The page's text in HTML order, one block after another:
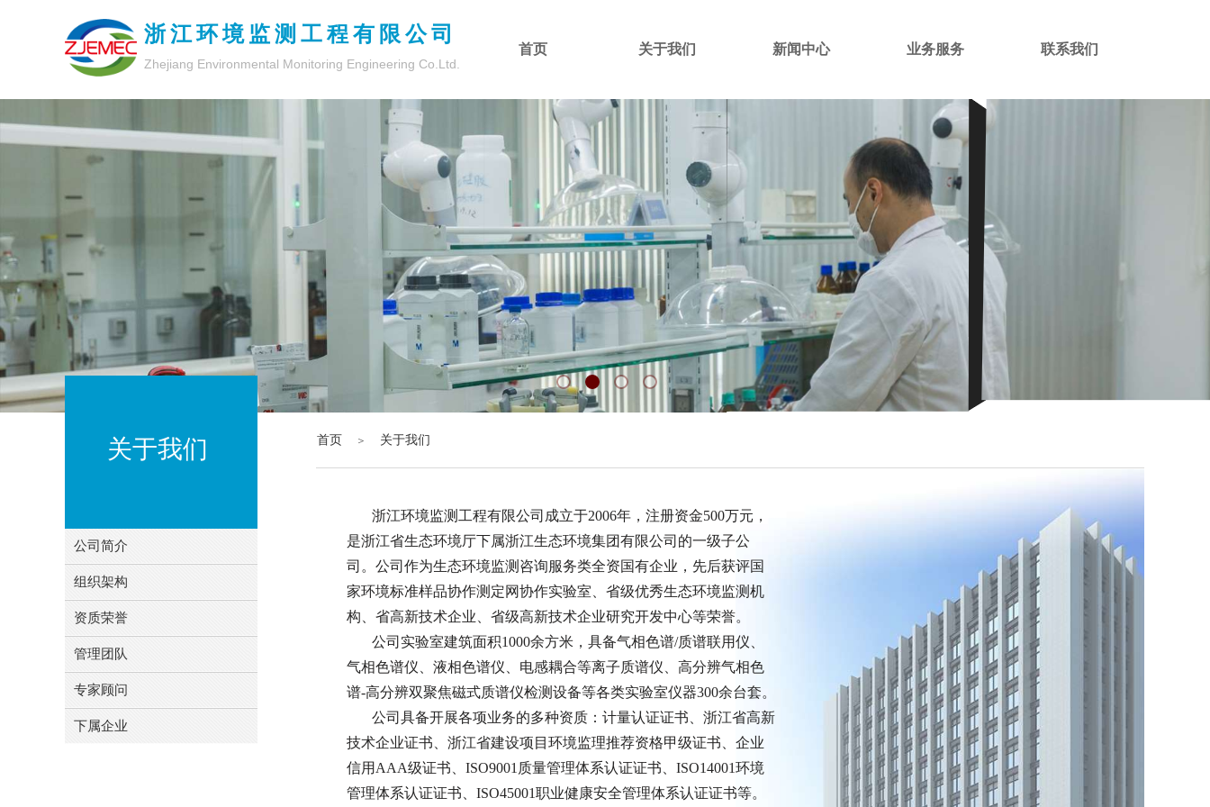
关于我们 首页 ＞ 关于我们
浙江环境监测工程有限公司成立于2006年，注册资金500万元，
是浙江省生态环境厅下属浙江生态环境集团有限公司的一级子公
司。公司作为生态环境监测咨询服务类全资国有企业，先后获评国
家环境标准样品协作测定网协作实验室、省级优秀生态环境监测机
构、省高新技术企业、省级高新技术企业研究开发中心等荣誉。
公司实验室建筑面积1000余方米，具备气相色谱/质谱联用仪、
气相色谱仪、液相色谱仪、电感耦合等离子质谱仪、高分辨气相色
谱-高分辨双聚焦磁式质谱仪检测设备等各类实验室仪器300余台套。
公司具备开展各项业务的多种资质：计量认证证书、浙江省高新
技术企业证书、浙江省建设项目环境监理推荐资格甲级证书、企业
信用AAA级证书、ISO9001质量管理体系认证证书、ISO14001环境
管理体系认证证书、ISO45001职业健康安全管理体系认证证书等。
公司简介
组织架构
资质荣誉
管理团队
专家顾问
下属企业
浙江环境监测工程有限公司
Zhejiang Environmental Monitoring Engineering Co.Ltd.
首页 关于我们 新闻中心 业务服务 联系我们